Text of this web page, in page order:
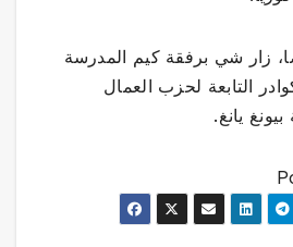
زار شي برفقة كيم المدرسة
التابعة لحزب العمال
يانغ.